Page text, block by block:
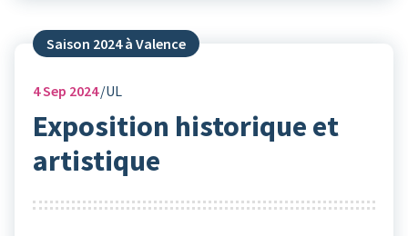
Saison 2024 à Valence
4Sep 2024 UL
Exposition historique et
artistique